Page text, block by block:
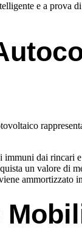
e a prova
immuni dai rincari
un valore di
ammortizzato